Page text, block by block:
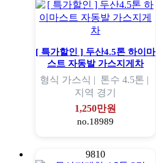
[ 특가할인 ] 두산4.5톤 하이마
스트 자동발 가스지게차
형식 가스식 | 톤수 4.5톤 |
지역 경기
1,250만원
no.18989
9810